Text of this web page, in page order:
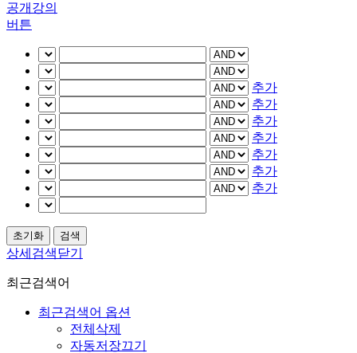
공개강의
버튼
추가
추가
추가
추가
추가
추가
추가
상세검색닫기
최근검색어
최근검색어 옵션
전체삭제
자동저장끄기